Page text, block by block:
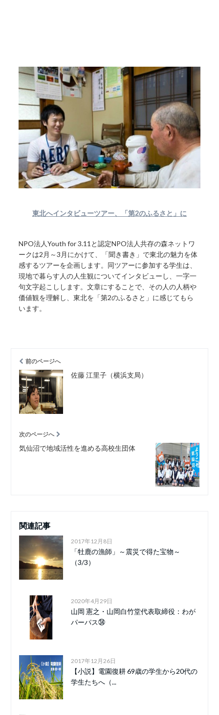
東北へインタビューツアー、「第2のふるさと」に
NPO法人Youth for 3.11と認定NPO法人共存の森ネットワ
ークは2月～3月にかけて、「聞き書き」で東北の魅力を体
感するツアーを企画します。同ツアーに参加する学生は、
現地で暮らす人の人生観についてインタビューし、一字一
句文字起こしします。文章にすることで、その人の人柄や
価値観を理解し、東北を「第2のふるさと」に感じてもら
います。
前のページへ
佐藤 江里子（横浜支局）
次のページへ
気仙沼で地域活性を進める高校生団体
関連記事
2017年12月8日
「牡鹿の漁師」～震災で得た宝物～
（3/3）
2020年4月29日
山岡 憲之・山岡白竹堂代表取締役：わが
パーパス㉞
2017年12月26日
【小説】電園復耕 69歳の学生から20代の
学生たちへ（...